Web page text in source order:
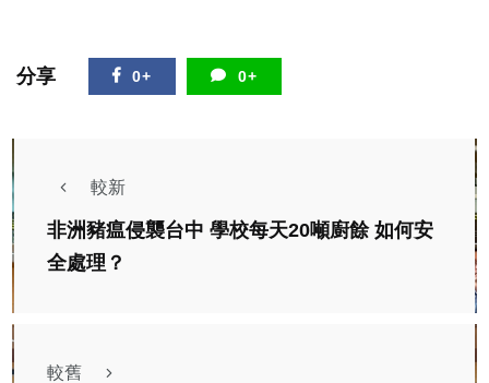
分享 0+ 0+
較新
非洲豬瘟侵襲台中 學校每天20噸廚餘 如何安
全處理？
較舊